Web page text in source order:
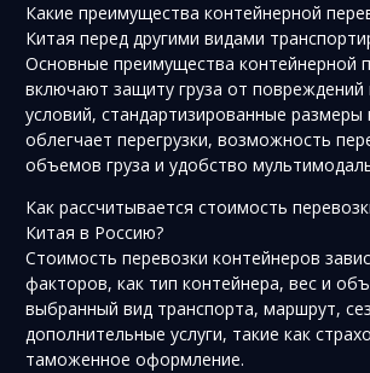
Какие преимущества контейнерной
Китая перед другими видами
Основные преимущества контейнерной
включают защиту груза от повреждений
условий, стандартизированные размеры
облегчает перегрузки, возможность
объемов груза и удобство
Как рассчитывается стоимость
Китая в Россию?
Стоимость перевозки контейнеров
факторов, как тип контейнера, вес и
выбранный вид транспорта, маршрут,
дополнительные услуги, такие как
таможенное оформление.